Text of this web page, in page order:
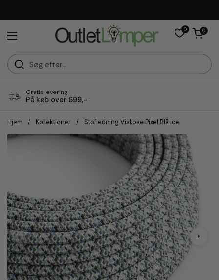
Åbn menuen
0 Åben vogn
0
Gratis levering
På køb over 699,-
Hjem / Kollektioner / Stofledning Viskose Pixel Blå Ice